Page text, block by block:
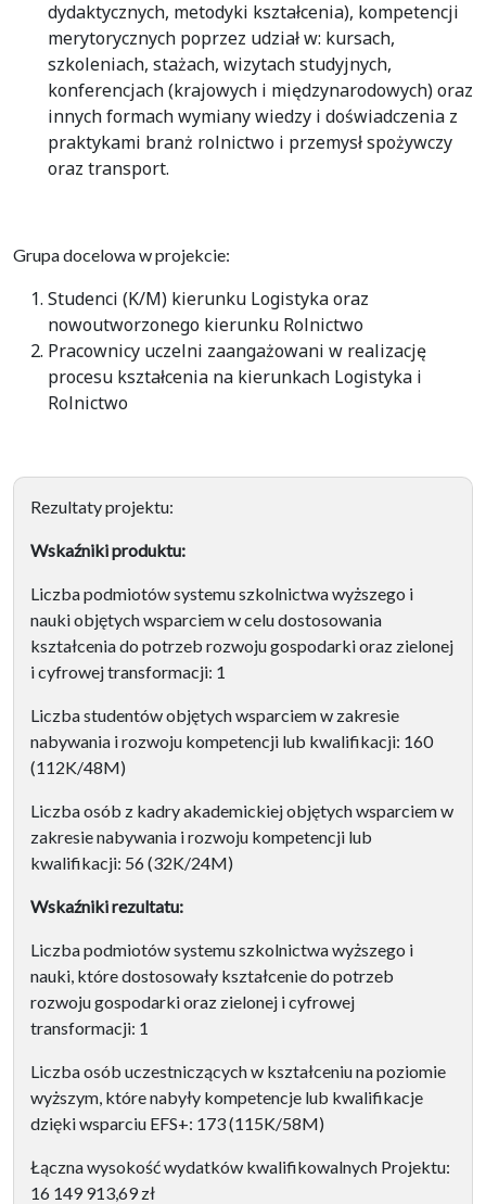
dydaktycznych, metodyki kształcenia), kompetencji
merytorycznych poprzez udział w: kursach,
szkoleniach, stażach, wizytach studyjnych,
konferencjach (krajowych i międzynarodowych) oraz
innych formach wymiany wiedzy i doświadczenia z
praktykami branż rolnictwo i przemysł spożywczy
oraz transport.
Grupa docelowa w projekcie:
Studenci (K/M) kierunku Logistyka oraz
nowoutworzonego kierunku Rolnictwo
Pracownicy uczelni zaangażowani w realizację
procesu kształcenia na kierunkach Logistyka i
Rolnictwo
Rezultaty projektu:
Wskaźniki produktu:
Liczba podmiotów systemu szkolnictwa wyższego i
nauki objętych wsparciem w celu dostosowania
kształcenia do potrzeb rozwoju gospodarki oraz zielonej
i cyfrowej transformacji: 1
Liczba studentów objętych wsparciem w zakresie
nabywania i rozwoju kompetencji lub kwalifikacji: 160
(112K/48M)
Liczba osób z kadry akademickiej objętych wsparciem w
zakresie nabywania i rozwoju kompetencji lub
kwalifikacji: 56 (32K/24M)
Wskaźniki rezultatu:
Liczba podmiotów systemu szkolnictwa wyższego i
nauki, które dostosowały kształcenie do potrzeb
rozwoju gospodarki oraz zielonej i cyfrowej
transformacji: 1
Liczba osób uczestniczących w kształceniu na poziomie
wyższym, które nabyły kompetencje lub kwalifikacje
dzięki wsparciu EFS+: 173 (115K/58M)
Łączna wysokość wydatków kwalifikowalnych Projektu:
16 149 913,69 zł